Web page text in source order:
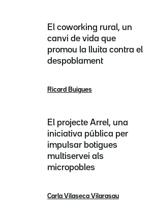
El coworking rural, un
canvi de vida que
promou la lluita contra el
despoblament
Ricard Buigues
El projecte Arrel, una
iniciativa pública per
impulsar botigues
multiservei als
micropobles
Carla Vilaseca Vilarasau